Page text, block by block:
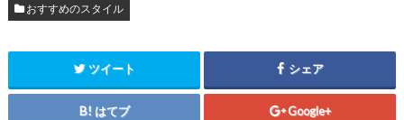
おすすめのスタイル
ツイート シェア
はてブ Google+